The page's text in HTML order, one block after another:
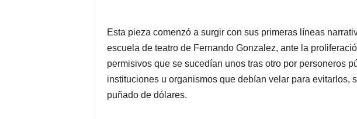
Esta pieza comenzó a surgir con sus primeras líneas
escuela de teatro de Fernando Gonzalez, ante la
permisivos que se sucedían unos tras otro por personeros
instituciones u organismos que debían velar para evitarlos,
puñado de dólares.